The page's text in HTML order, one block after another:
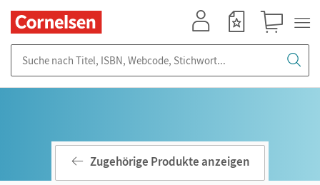
Zugehörige Produkte anzeigen